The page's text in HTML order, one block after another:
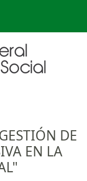
DE
EN LA